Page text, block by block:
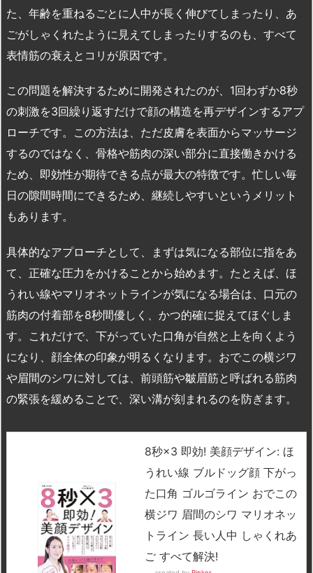
た、年齢を重ねるごとに人中が長く伸びてしまったり、あ
ごがしゃくれたように見えてしまったりするのも、すべて
表情筋の衰えとコリが原因です。
この問題を解決するために開発されたのが、1回わずか8秒
の刺激を3回繰り返すだけで顔の構造を再デザインするアプ
ローチです。この方法は、ただ皮膚を表面からマッサージ
するのではなく、骨格や筋肉の深い部分に直接働きかける
ため、即効性が期待できる点が最大の特徴です。忙しい毎
日の隙間時間にできるため、継続しやすいというメリット
もあります。
具体的なアプローチとして、まずは気になる部位に指をあ
て、正確な圧力をかけることから始めます。たとえば、ほ
うれい線やマリオネットラインが気になる場合は、口元の
筋肉の付着部を8秒間優しく、かつ的確に捉えてほぐしま
す。これだけで、下がっていた口角が自然と上を向くよう
になり、顔全体の印象が明るくなります。おでこの横ジワ
や眉間のシワに対しては、前頭筋や皺眉筋と呼ばれる筋肉
の緊張を緩めることで、深い溝が刻まれるのを防ぎます。
8秒×3 即効! 美顔デザイン: ほ
うれい線 ブルドッグ顔 下がっ
た口角 ゴルゴライン おでこの
横ジワ 眉間のシワ マリオネッ
トライン 長い人中 しゃくれあ
ご すべて解決!